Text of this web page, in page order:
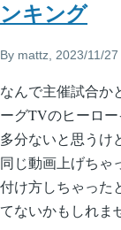
ンキング
By mattz, 2023/11/27
なんで主催試合か
ーグTVのヒーロー
多分ないと思うけ
同じ動画上げちゃ
付け方しちゃった
てないかもしれま